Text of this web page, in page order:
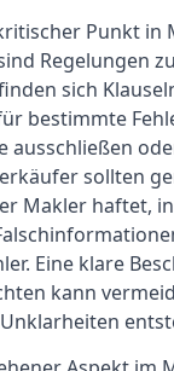
Punkt in
Regelungen
sich
bestimmte
ausschließen
sollten
Makler haftet,
Eine klare
kann